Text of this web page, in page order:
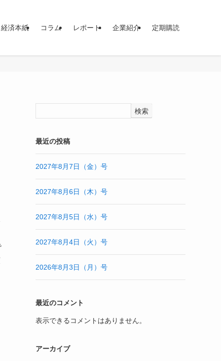
済本紙 コラム レポート 企業紹介 定期購読
検索
最近の投稿
2027年8月7日（金）号
2027年8月6日（木）号
2027年8月5日（水）号
2027年8月4日（火）号
2026年8月3日（月）号
最近のコメント
表示できるコメントはありません。
アーカイブ